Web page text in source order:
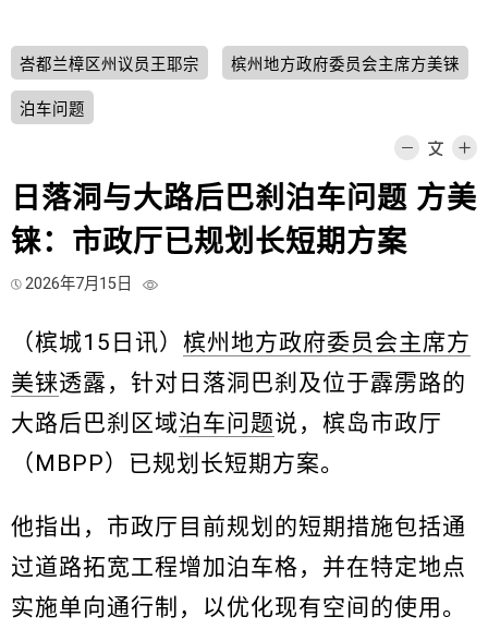
峇都兰樟区州议员王耶宗 槟州地方政府委员会主席方美铼
泊车问题
日落洞与大路后巴刹泊车问题 方美
铼：市政厅已规划长短期方案
2026年7月15日
（槟城15日讯） 槟州地方政府委员会主席方
美铼透露，针对日落洞巴刹及位于霹雳路的
大路后巴刹区域泊车问题说，槟岛市政厅
（MBPP）已规划长短期方案。
他指出，市政厅目前规划的短期措施包括通
过道路拓宽工程增加泊车格，并在特定地点
实施单向通行制，以优化现有空间的使用。